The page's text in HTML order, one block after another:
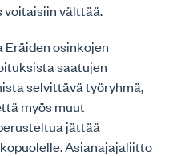
voitaisiin välttää.
osinkojen
saatujen
selvittävä työryhmä,
myös muut
jättää
Asianajajaliitto